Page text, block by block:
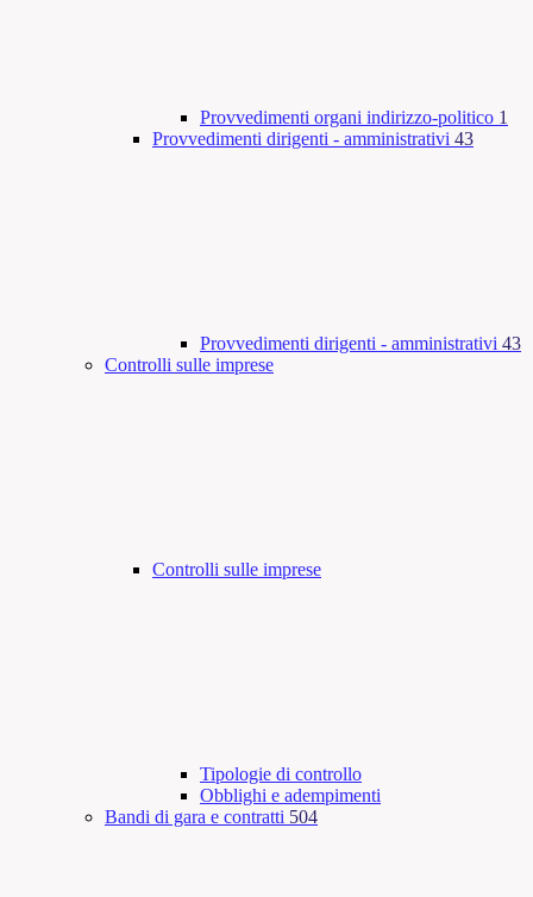
Provvedimenti organi indirizzo-politico 1
Provvedimenti dirigenti - amministrativi 43
Provvedimenti dirigenti - amministrativi 43
Controlli sulle imprese
Controlli sulle imprese
Tipologie di controllo
Obblighi e adempimenti
Bandi di gara e contratti 504